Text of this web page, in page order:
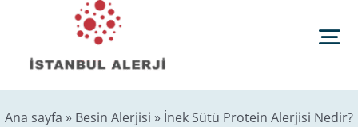
content
Anasayfa
Ana sayfa » Besin Alerjisi » İnek Sütü Protein Alerjisi Nedir?